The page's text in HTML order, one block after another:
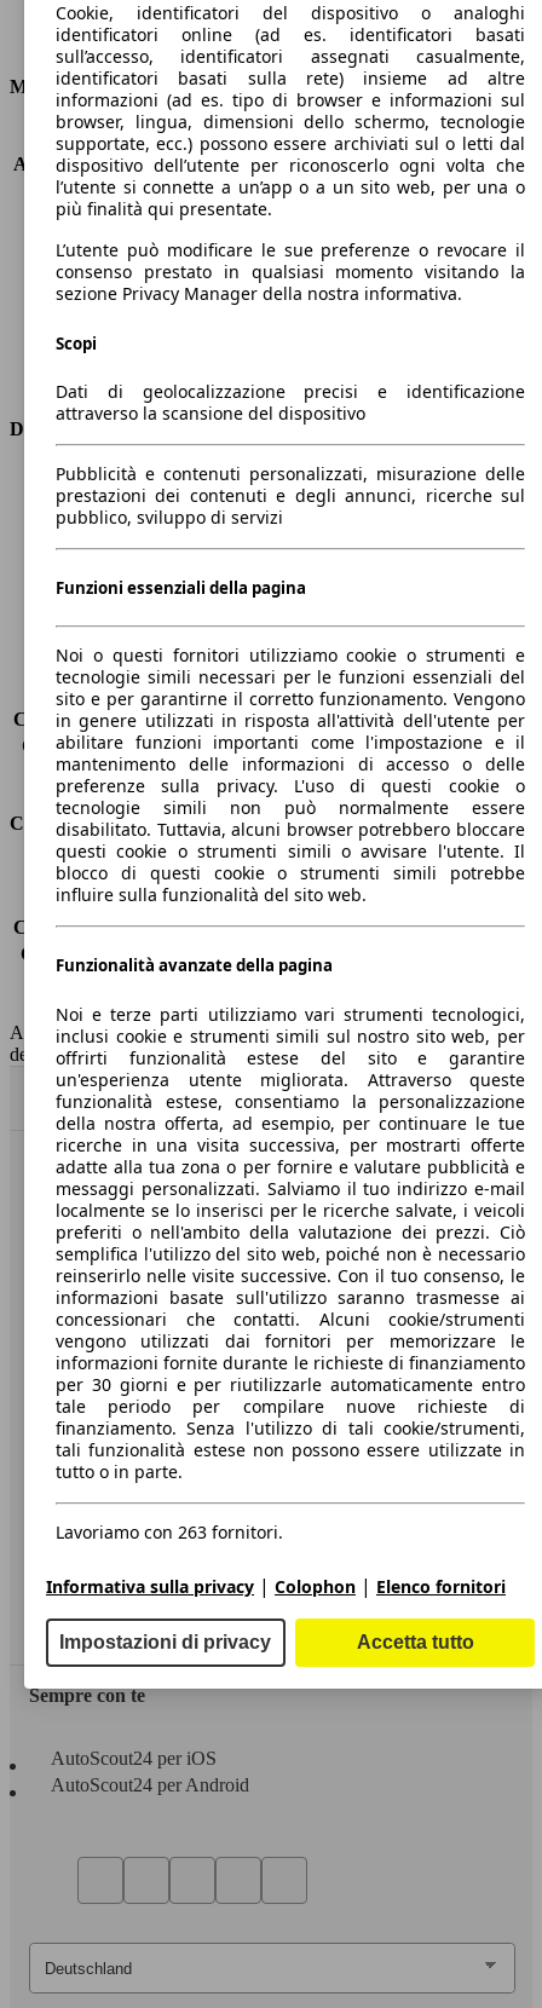
Consumi
Motore e Prestazioni
KW (PS)
103 kW (140 PS)
Accelerazione (0-100 km/h)
10.1s
Velocità massima (km/h)
210 km/h
Numero di marce
6
Coppia
320 nm
Cilindrata
1997 ccm
Carburante
Diesel
Trasmissione
Dimensioni
Lunghezza
4830 mm
Altezza
1470 mm
Larghezza
Peso massimo
2080 kg
Sedili
5
Carico sul tetto
-
Capacità di traino (senza freni) -
Capacità di traino (con freni)
1775 kg
Volume del bagagliaio
560 - 1865 l
Consumi
Emissioni di CO2*
130 g/km (komb.)
Consumo (urbano)
6.7 l/100km
Consumo (extra-urbano) 4.0 l/100km
Consumo (combinato)*
5.0 l/100km
Capacità del serbatoio
72 l
AutoScout24 non si assume alcuna responsabilità per la correttezza
dei dati.
Torna su
Benvenuti su AutoScout24, il mercato auto europeo.
Società
A proposito di AutoScout24
Stampa
Media
Condizioni generali
Informazioni
Privacy
Dichiarazione di Accessibilità
Servizi
Area rivenditori
Sempre con te
AutoScout24 per iOS
AutoScout24 per Android
Cookie, identificatori del dispositivo o analoghi
identificatori online (ad es. identificatori basati
sull’accesso, identificatori assegnati casualmente,
identificatori basati sulla rete) insieme ad altre
informazioni (ad es. tipo di browser e informazioni sul
browser, lingua, dimensioni dello schermo, tecnologie
supportate, ecc.) possono essere archiviati sul o letti dal
dispositivo dell’utente per riconoscerlo ogni volta che
l’utente si connette a un’app o a un sito web, per una o
più finalità qui presentate.
L’utente può modificare le sue preferenze o revocare il
consenso prestato in qualsiasi momento visitando la
sezione Privacy Manager della nostra informativa.
Scopi
Dati di geolocalizzazione precisi e identificazione
attraverso la scansione del dispositivo
Pubblicità e contenuti personalizzati, misurazione delle
prestazioni dei contenuti e degli annunci, ricerche sul
pubblico, sviluppo di servizi
Funzioni essenziali della pagina
Noi o questi fornitori utilizziamo cookie o strumenti e
tecnologie simili necessari per le funzioni essenziali del
sito e per garantirne il corretto funzionamento. Vengono
in genere utilizzati in risposta all'attività dell'utente per
abilitare funzioni importanti come l'impostazione e il
mantenimento delle informazioni di accesso o delle
preferenze sulla privacy. L'uso di questi cookie o
tecnologie simili non può normalmente essere
disabilitato. Tuttavia, alcuni browser potrebbero bloccare
questi cookie o strumenti simili o avvisare l'utente. Il
blocco di questi cookie o strumenti simili potrebbe
influire sulla funzionalità del sito web.
Funzionalità avanzate della pagina
Noi e terze parti utilizziamo vari strumenti tecnologici,
inclusi cookie e strumenti simili sul nostro sito web, per
offrirti funzionalità estese del sito e garantire
un'esperienza utente migliorata. Attraverso queste
funzionalità estese, consentiamo la personalizzazione
della nostra offerta, ad esempio, per continuare le tue
ricerche in una visita successiva, per mostrarti offerte
adatte alla tua zona o per fornire e valutare pubblicità e
messaggi personalizzati. Salviamo il tuo indirizzo e-mail
localmente se lo inserisci per le ricerche salvate, i veicoli
preferiti o nell'ambito della valutazione dei prezzi. Ciò
semplifica l'utilizzo del sito web, poiché non è necessario
reinserirlo nelle visite successive. Con il tuo consenso, le
informazioni basate sull'utilizzo saranno trasmesse ai
concessionari che contatti. Alcuni cookie/strumenti
vengono utilizzati dai fornitori per memorizzare le
informazioni fornite durante le richieste di finanziamento
per 30 giorni e per riutilizzarle automaticamente entro
tale periodo per compilare nuove richieste di
finanziamento. Senza l'utilizzo di tali cookie/strumenti,
tali funzionalità estese non possono essere utilizzate in
tutto o in parte.
Lavoriamo con 263 fornitori.
Informativa sulla privacy | Colophon | Elenco fornitori
Impostazioni di privacy Accetta tutto